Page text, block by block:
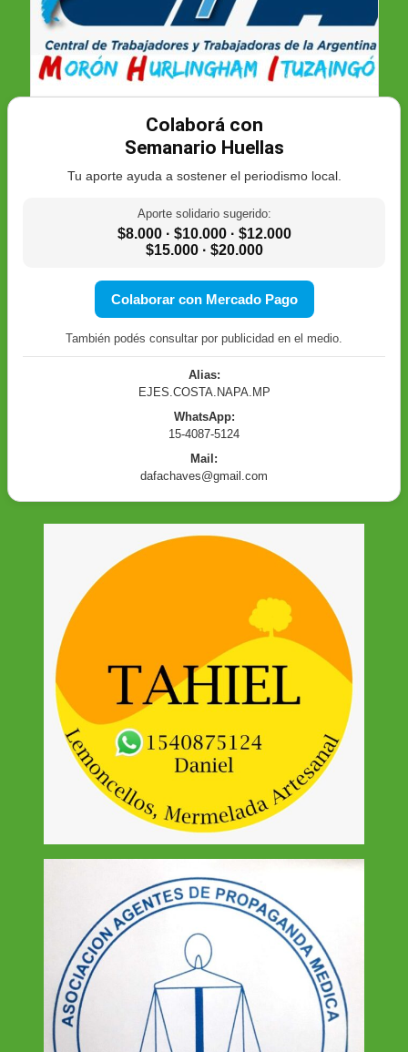
Colaborá con
Semanario Huellas
Tu aporte ayuda a sostener el periodismo local.
Aporte solidario sugerido:
$8.000 · $10.000 · $12.000
$15.000 · $20.000
Colaborar con Mercado Pago
También podés consultar por publicidad en el medio.
Alias:
EJES.COSTA.NAPA.MP
WhatsApp:
15-4087-5124
Mail:
dafachaves@gmail.com